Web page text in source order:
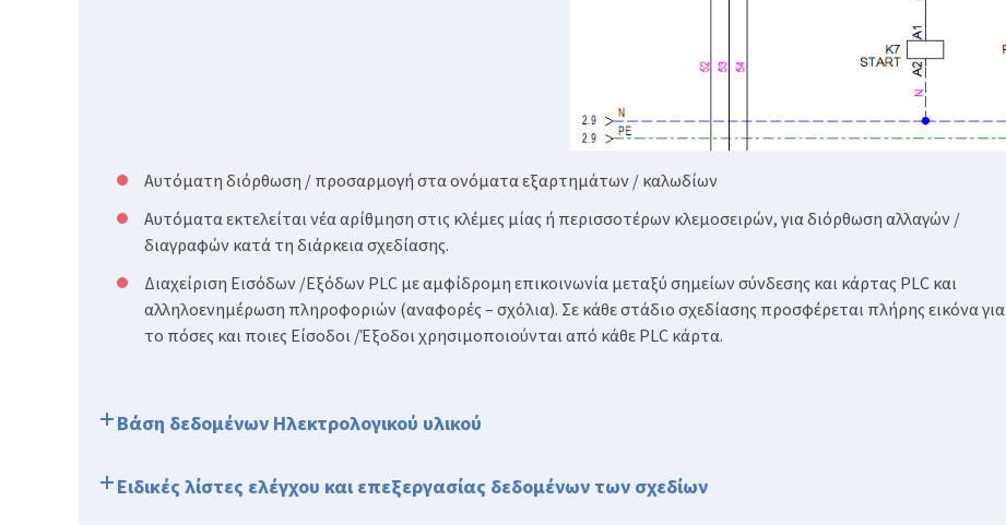
Αυτόματη διόρθωση / προσαρμογή στα ονόματα εξαρτημάτων / καλωδίων
Αυτόματα εκτελείται νέα αρίθμηση στις κλέμες μίας ή περισσοτέρων κλεμοσειρών, για διόρθωση αλλαγών /
διαγραφών κατά τη διάρκεια σχεδίασης.
Διαχείριση Εισόδων /Εξόδων PLC με αμφίδρομη επικοινωνία μεταξύ σημείων σύνδεσης και κάρτας PLC και
αλληλοενημέρωση πληροφοριών (αναφορές – σχόλια). Σε κάθε στάδιο σχεδίασης προσφέρεται πλήρης εικόνα για
το πόσες και ποιες Είσοδοι /Έξοδοι χρησιμοποιούνται από κάθε PLC κάρτα.
Βάση δεδομένων Ηλεκτρολογικού υλικού
Ειδικές λίστες ελέγχου και επεξεργασίας δεδομένων των σχεδίων